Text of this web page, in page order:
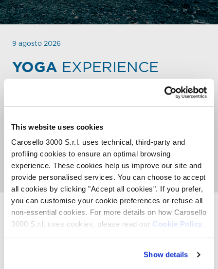
This website uses cookies
Carosello 3000 S.r.l. uses technical, third-party and
profiling cookies to ensure an optimal browsing
experience. These cookies help us improve our site and
provide personalised services. You can choose to accept
all cookies by clicking "Accept all cookies". If you prefer,
you can customise your cookie preferences or refuse all
non-essential cookies. For more details on how Carosello
3000 S.r.l. uses cookies, please read our Cookie Policy.
Show details
9 agosto 2026
YOGA EXPERIENCE
SALUTO AL SOLE CON WELLNESS
BRUNCH.
Montagna di Carosello 3000, con una vista spettacolare
sulla valle di Livigno illuminata dai primi raggi di sole.
Dopo la lezione, al rifugio Carosello 3000 potrai gustare
un’abbondante colazione dolce e salata.
VAI ALLA PAGINA YOGA EXPERIENCE
INSTAWALL
FREEDOM